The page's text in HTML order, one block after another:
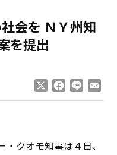
会を ＮＹ州知
を提出
Facebook
Line
クオモ知事は４日、